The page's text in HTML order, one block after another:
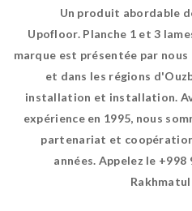
Un produit abordable
Upofloor. Planche 1 et 3
marque est présentée par nous
et dans les régions
installation et installation.
expérience en 1995, nous
partenariat et
années. Appelez le +998